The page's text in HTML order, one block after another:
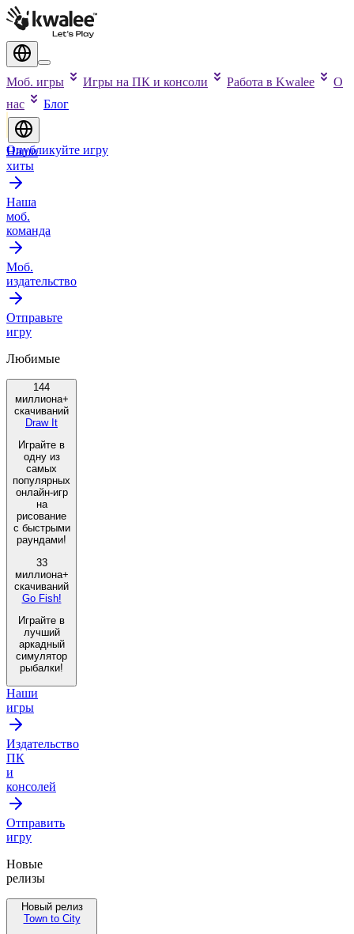
Моб. игры Игры на ПК и консоли Работа в Kwalee
О
нас
Блог
Опубликуйте игру
Наши
хиты
Наша
моб.
команда
Моб.
издательство
Отправьте
игру
Любимые
144
миллиона+
скачиваний
Draw It
Играйте в
одну из
самых
популярных
онлайн-игр
на
рисование
с быстрыми
раундами!
33
миллиона+
скачиваний
Go Fish!
Играйте в
лучший
аркадный
симулятор
рыбалки!
Наши
игры
Издательство
ПК
и
консолей
Отправить
игру
Новые
релизы
Новый релиз
Town to City